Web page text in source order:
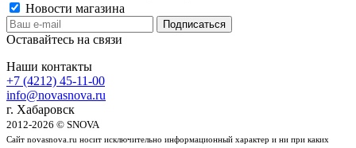
Новости магазина
Оставайтесь на связи
Наши контакты
+7 (4212) 45-11-00
info@novasnova.ru
г. Хабаровск
2012-2026 © SNOVA
Сайт novasnova.ru носит исключительно информационный характер и ни при каких